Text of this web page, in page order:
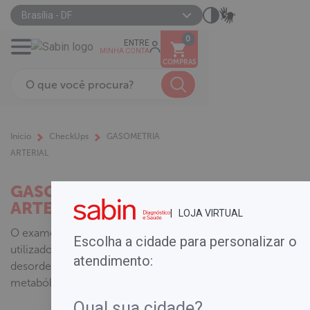
Brasília - DF
ENTRE
MINHA CONTA
COMPRAS
0
Início CheckUps
GASOMETRIA
ARTERIAL
GASOMETRIA
ARTERIAL
O exame de gasometria arterial é
utilizado no manejo clínico de
desordens respiratórias e
metabólicas, e da função pulmonar.
| LOJA VIRTUAL
Escolha a cidade para personalizar o
atendimento: